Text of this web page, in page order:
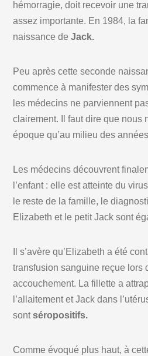
hémorragie, doit recevoir une
assez importante. En 1984, la
naissance deJack.
Peu après cette seconde
commence à manifester des
les médecins ne parviennent
clairement. Il faut dire que nous
époque qu’au milieu des
Les médecins découvrent
l’enfant : elle est atteinte du
le reste de la famille, le
Elizabeth et le petit Jack sont
Il s’avère qu’Elizabeth a été
transfusion sanguine reçue lors
accouchement. La fillette a
l’allaitement et Jack dans
sontséropositifs.
Comme évoqué plus haut, à